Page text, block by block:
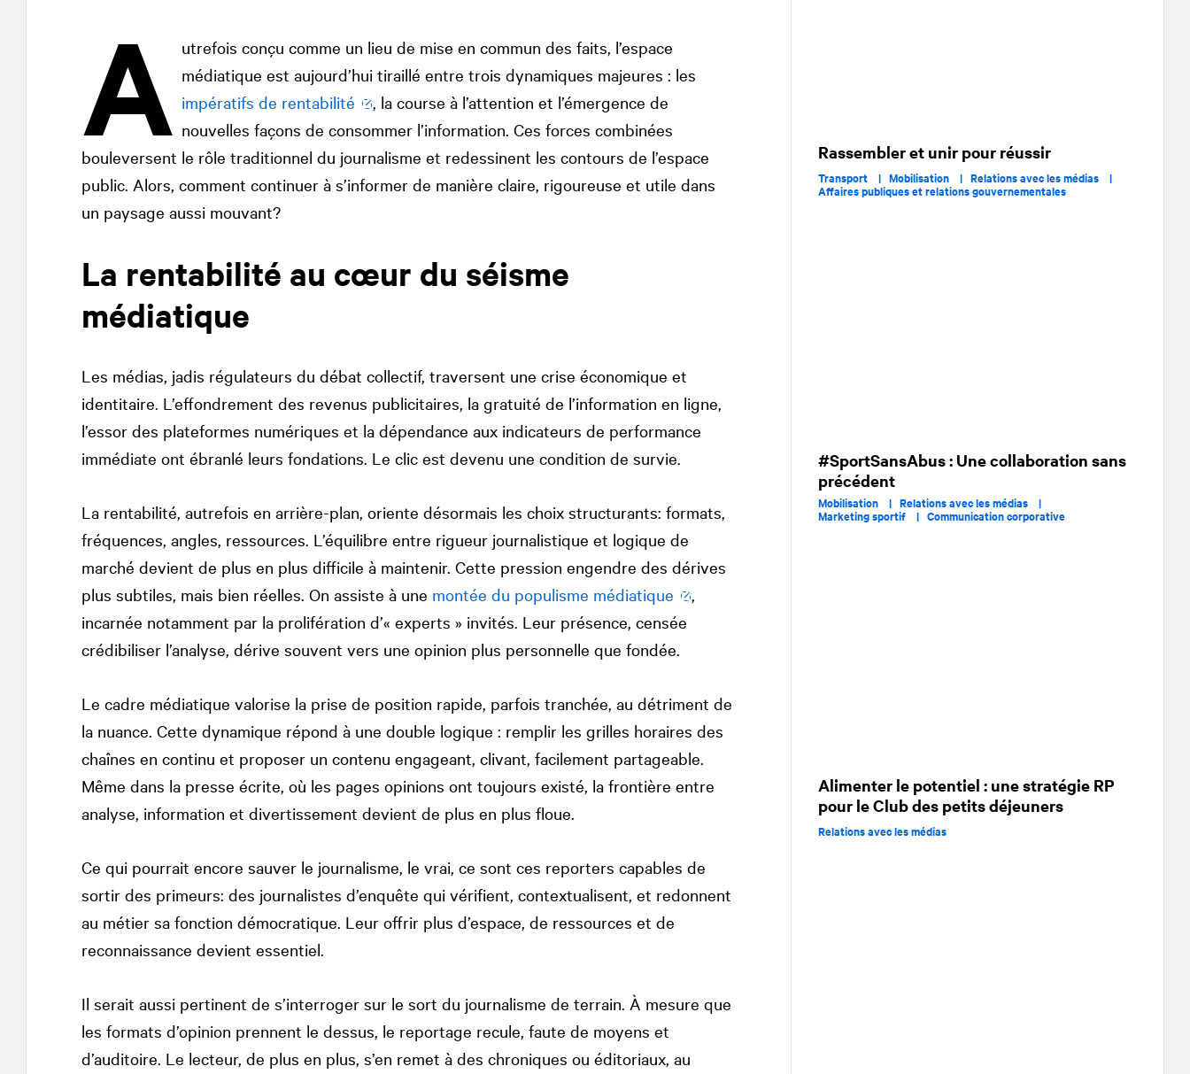
A utrefois conçu comme un lieu de mise en commun des faits, l’espace
médiatique est aujourd’hui tiraillé entre trois dynamiques majeures : les
impératifs de rentabilité
, la course à l’attention et l’émergence de
nouvelles façons de consommer l’information. Ces forces combinées
bouleversent le rôle traditionnel du journalisme et redessinent les contours de l’espace
public. Alors, comment continuer à s’informer de manière claire, rigoureuse et utile dans
un paysage aussi mouvant?
La rentabilité au cœur du séisme
médiatique
Les médias, jadis régulateurs du débat collectif, traversent une crise économique et
identitaire. L’effondrement des revenus publicitaires, la gratuité de l’information en ligne,
l’essor des plateformes numériques et la dépendance aux indicateurs de performance
immédiate ont ébranlé leurs fondations. Le clic est devenu une condition de survie.
La rentabilité, autrefois en arrière-plan, oriente désormais les choix structurants: formats,
fréquences, angles, ressources. L’équilibre entre rigueur journalistique et logique de
marché devient de plus en plus difficile à maintenir. Cette pression engendre des dérives
plus subtiles, mais bien réelles. On assiste à une montée du populisme médiatique
,
incarnée notamment par la prolifération d’« experts » invités. Leur présence, censée
crédibiliser l’analyse, dérive souvent vers une opinion plus personnelle que fondée.
Le cadre médiatique valorise la prise de position rapide, parfois tranchée, au détriment de
la nuance. Cette dynamique répond à une double logique : remplir les grilles horaires des
chaînes en continu et proposer un contenu engageant, clivant, facilement partageable.
Même dans la presse écrite, où les pages opinions ont toujours existé, la frontière entre
analyse, information et divertissement devient de plus en plus floue.
Ce qui pourrait encore sauver le journalisme, le vrai, ce sont ces reporters capables de
sortir des primeurs: des journalistes d’enquête qui vérifient, contextualisent, et redonnent
au métier sa fonction démocratique. Leur offrir plus d’espace, de ressources et de
reconnaissance devient essentiel.
Il serait aussi pertinent de s’interroger sur le sort du journalisme de terrain. À mesure que
les formats d’opinion prennent le dessus, le reportage recule, faute de moyens et
d’auditoire. Le lecteur, de plus en plus, s’en remet à des chroniques ou éditoriaux, au
Rassembler et unir pour réussir
Transport | Mobilisation | Relations avec les médias |
Affaires publiques et relations gouvernementales
#SportSansAbus : Une collaboration sans
précédent
Mobilisation | Relations avec les médias |
Marketing sportif | Communication corporative
Alimenter le potentiel : une stratégie RP
pour le Club des petits déjeuners
Relations avec les médias